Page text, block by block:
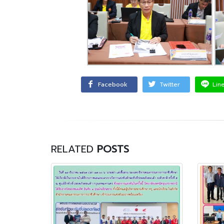
Facebook Twitter
RELATED POSTS